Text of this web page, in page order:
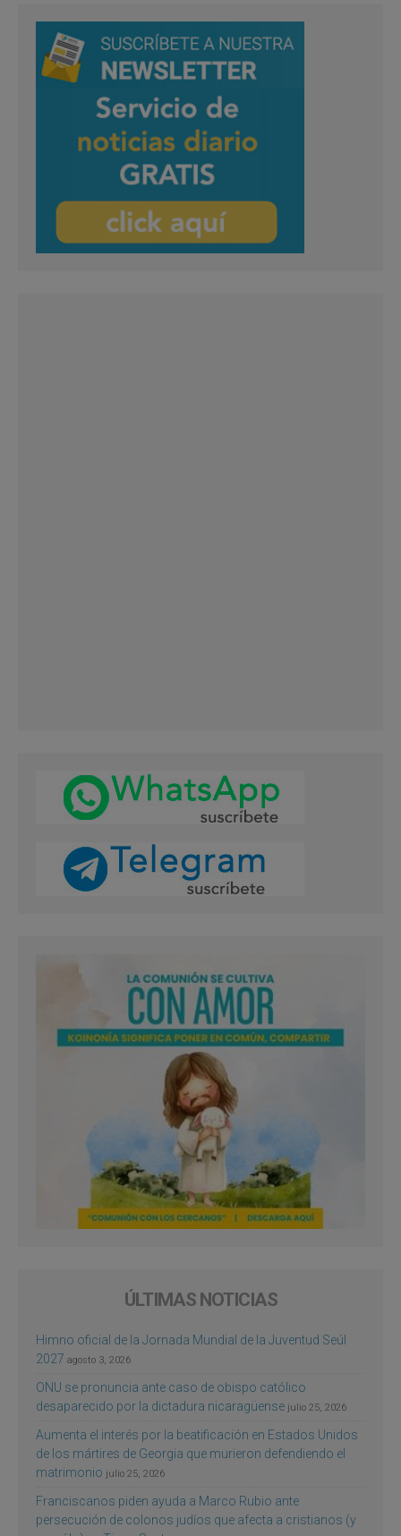
ÚLTIMAS NOTICIAS
Himno oficial de la Jornada Mundial de la Juventud Seúl
2027 agosto 3, 2026
ONU se pronuncia ante caso de obispo católico
desaparecido por la dictadura nicaragüense julio 25, 2026
Aumenta el interés por la beatificación en Estados Unidos
de los mártires de Georgia que murieron defendiendo el
matrimonio julio 25, 2026
Franciscanos piden ayuda a Marco Rubio ante
persecución de colonos judíos que afecta a cristianos (y